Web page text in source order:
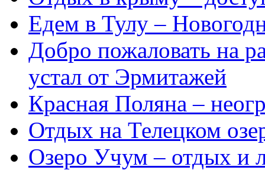
Едем в Тулу –
Добро пожаловать на
устал от Эрмитажей
Красная Поляна –
Отдых на Телецком
Озеро Учум – отдых и